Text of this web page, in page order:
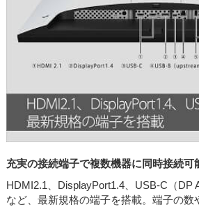
充実の接続端子で複数機器に同時接続可
HDMI2.1、DisplayPort1.4、USB-C（DP
など、最新規格の端子を搭載。端子の数